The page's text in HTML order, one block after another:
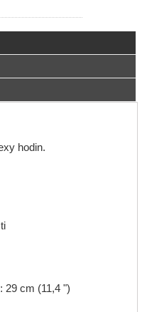
hodin.
: 29 cm (11,4 ")